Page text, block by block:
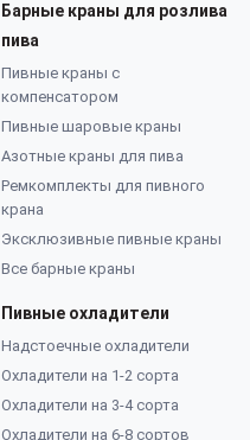
Барные краны для розлива
пива
Пивные краны с
компенсатором
Пивные шаровые краны
Азотные краны для пива
Ремкомплекты для пивного
крана
Эксклюзивные пивные краны
Все барные краны
Пивные охладители
Надстоечные охладители
Охладители на 1-2 сорта
Охладители на 3-4 сорта
Охладители на 6-8 сортов